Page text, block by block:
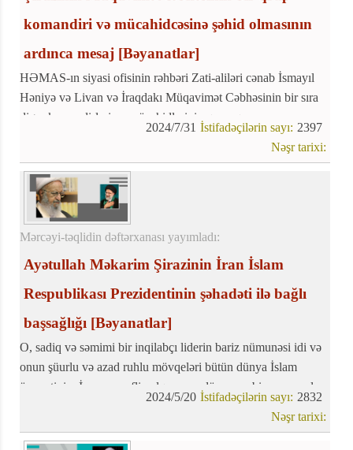
komandiri və mücahidcəsinə şəhid olmasının
ardınca mesaj [Bəyanatlar]
HƏMAS-ın siyasi ofisinin rəhbəri Zati-aliləri cənab İsmayıl
Həniyə və Livan və İraqdakı Müqavimət Cəbhəsinin bir sıra
digər komandirləri və mücahidlərinin qorxaqcasına
öldürülməsi və şəhadət xəbəri təəssüfedici bir xəbər oldu
2397
İstifadəçilərin sayı:
2024/7/31
Nəşr tarixi:
Mərcəyi-təqlidin dəftərxanası yayımladı:
Ayətullah Məkarim Şirazinin İran İslam
Respublikası Prezidentinin şəhadəti ilə bağlı
başsağlığı [Bəyanatlar]
O, sadiq və səmimi bir inqilabçı liderin bariz nümunəsi idi və
onun şüurlu və azad ruhlu mövqeləri bütün dünya İslam
ümmətinin, İranın şərəfli xalqının və dünyanın bir çox məzlum
insanlarının şərəf və iftixar mənbəyinə çevrildi.
2832
İstifadəçilərin sayı:
2024/5/20
Nəşr tarixi: